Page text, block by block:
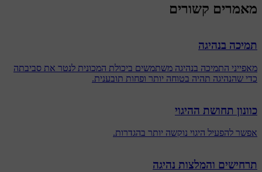
מאמרים קשורים
תמיכה בנהיגה
מאפייני התמיכה בנהיגה משתמשים ביכולת המכונית לנטר את סביבתה
כדי שהנהיגה תהיה בטוחה יותר ופחות תובענית.
כוונון תחושת ההיגוי
אפשר להפעיל היגוי נוקשה יותר בהגדרות.
תרחישים והמלצות נהיגה